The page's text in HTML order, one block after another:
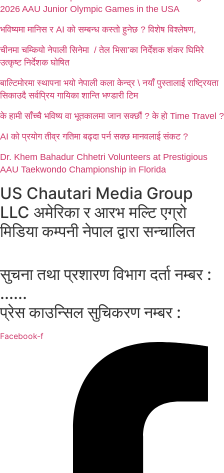
2026 AAU Junior Olympic Games in the USA
भविष्यमा मानिस र AI को सम्बन्ध कस्तो हुनेछ ? विशेष विश्लेषण,
चीनमा चम्कियो नेपाली सिनेमा / तेल भिसा’का निर्देशक शंकर घिमिरे
उत्कृष्ट निर्देशक घोषित
बाल्टिमोरमा स्थापना भयो नेपाली कला केन्द्र \ नयाँ पुस्तालाई राष्ट्रियता
सिकाउदै सर्वप्रिय गायिका शान्ति भण्डारी टिम
के हामी साँच्चै भविष्य वा भूतकालमा जान सक्छौं ? के हो Time Travel ?
AI को प्रयोग तीव्र गतिमा बढ्दा पर्न सक्छ मानवलाई संकट ?
Dr. Khem Bahadur Chhetri Volunteers at Prestigious
AAU Taekwondo Championship in Florida
US Chautari Media Group
LLC अमेरिका र आरभ मल्टि एग्रो
मिडिया कम्पनी नेपाल द्वारा सन्चालित
सुचना तथा प्रशारण विभाग दर्ता नम्बर :
......
प्रेस काउन्सिल सुचिकरण नम्बर :
Facebook-f